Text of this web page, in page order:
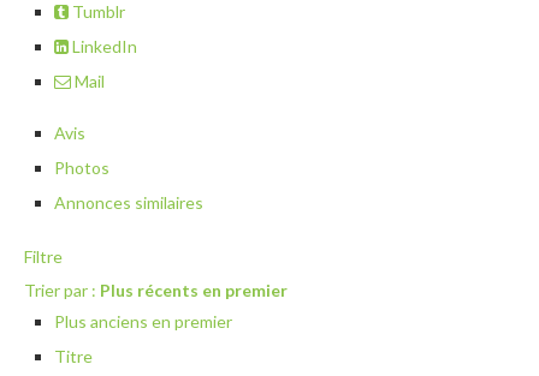
Tumblr
LinkedIn
Mail
Avis
Photos
Annonces similaires
Filtre
Trier par : Plus récents en premier
Plus anciens en premier
Titre